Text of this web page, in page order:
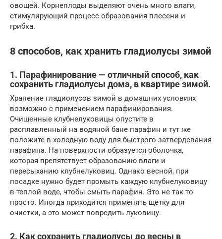
овощей. Корнеплоды выделяют очень много влаги,
стимулирующий процесс образования плесени и
грибка.
8 способов, как хранить гладиолусы зимой
1. Парафинирование — отличный способ, как
сохранить гладиолусы дома, в квартире зимой.
Хранение гладиолусов зимой в домашних условиях
возможно с применением парафинирования.
Очищенные клубнелуковицы опустите в
расплавленный на водяной бане парафин и тут же
положите в холодную воду для быстрого затвердевания
парафина. На поверхности образуется оболочка,
которая препятствует образованию влаги и
пересыханию клубнелуковиц. Однако весной, при
посадке нужно будет промыть каждую клубнелуковицу
в теплой воде, чтобы смыть парафин. Это не так то
просто. Иногда приходится применять щетку для
очистки, а это может повредить луковицу.
2. Как сохранить гладиолусы до весны в